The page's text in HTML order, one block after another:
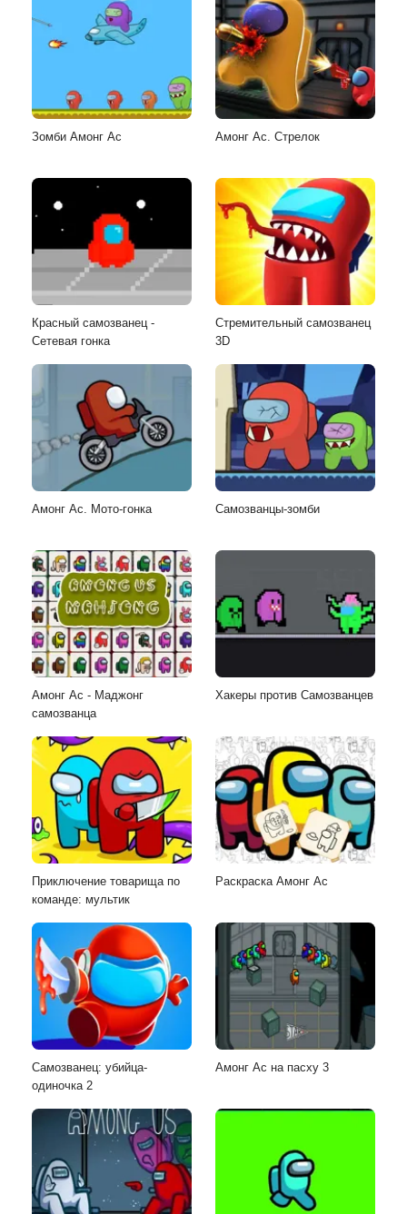
Зомби Амонг Ас Амонг Ас. Стрелок
Красный самозванец -
Сетевая гонка
Стремительный самозванец
3D
Амонг Ас. Мото-гонка Самозванцы-зомби
Амонг Ас - Маджонг
самозванца
Хакеры против Самозванцев
Приключение товарища по
команде: мультик
Раскраска Амонг Ас
Самозванец: убийца-
одиночка 2
Амонг Ас на пасху 3